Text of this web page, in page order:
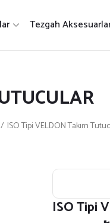
Tezgah
ISO Tipi VELDON Takım
ISO Tipi